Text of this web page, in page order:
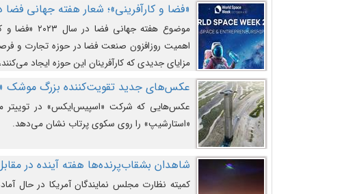
«فضا و کارآفرینی»؛ شعار هفته جهانی فضا در
موضوع هفته
اهمیت روزافزون صنعت فضا در حوزه تجارت و
مزایای جدیدی که کارآفرینان این حوزه ایجاد
عکس‌های جدید تقویت‌کننده بزرگ موشک
عکس‌هایی که شرکت «اسپیس‌ایکس» در توییتر
«استارشیپ» را روی سکوی پرتاب نشان می‌دهد.
شاهدان بشقاب‌پرنده‌ها هفته آینده در
کمیته نظارت مجلس نمایندگان آمریکا در حال